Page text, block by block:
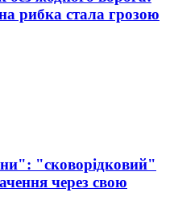
рибка стала грозою
"сковорідковий"
через свою